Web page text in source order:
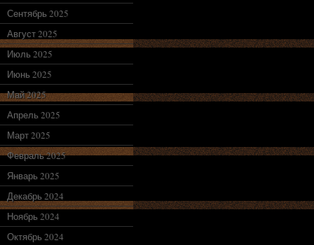
Сентябрь 2025
Август 2025
Июль 2025
Июнь 2025
Май 2025
Апрель 2025
Март 2025
Февраль 2025
Январь 2025
Декабрь 2024
Ноябрь 2024
Октябрь 2024